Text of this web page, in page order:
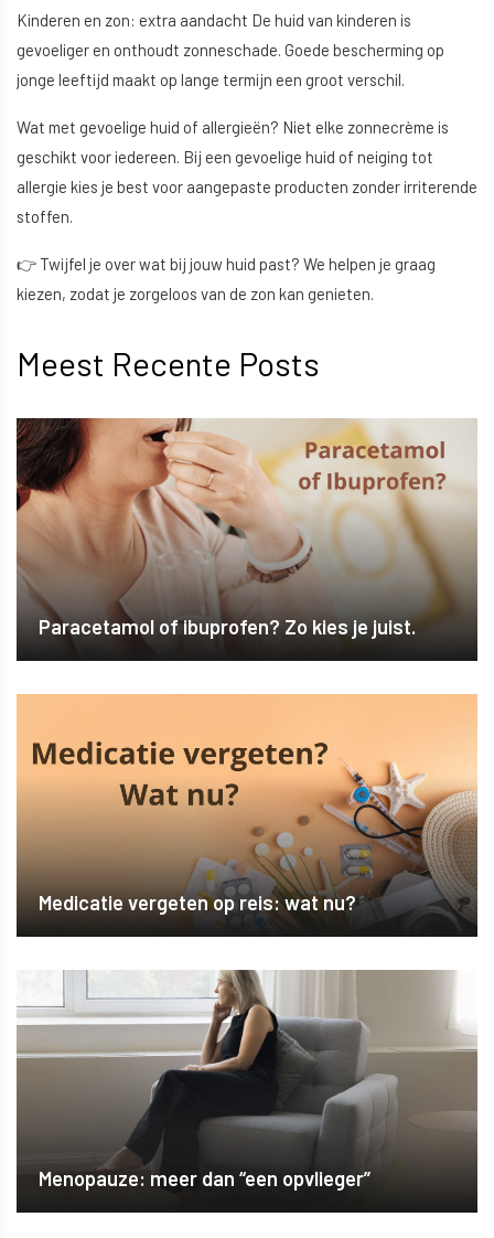
Kinderen en zon: extra aandacht De huid van kinderen is
gevoeliger en onthoudt zonneschade. Goede bescherming op
jonge leeftijd maakt op lange termijn een groot verschil.
Wat met gevoelige huid of allergieën? Niet elke zonnecrème is
geschikt voor iedereen. Bij een gevoelige huid of neiging tot
allergie kies je best voor aangepaste producten zonder irriterende
stoffen.
👉 Twijfel je over wat bij jouw huid past? We helpen je graag
kiezen, zodat je zorgeloos van de zon kan genieten.
Meest Recente Posts
Paracetamol of ibuprofen? Zo kies je juist.
Medicatie vergeten op reis: wat nu?
Menopauze: meer dan “een opvlieger”